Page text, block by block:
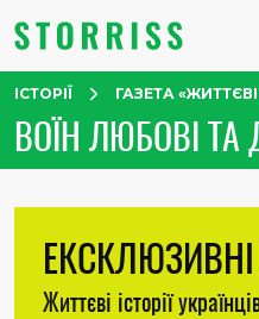
ІСТОРІЇ ГАЗЕТА «ЖИТТЄВІ
ВОЇН ЛЮБОВІ ТА
ЕКСКЛЮЗИВНІ
Життєві історії